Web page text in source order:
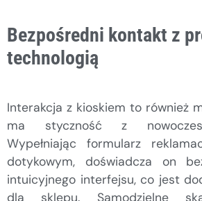
Bezpośredni kontakt z
technologią
Interakcja z kioskiem to również
ma styczność z
Wypełniając formularz
dotykowym, doświadcza on
intuicyjnego interfejsu, co jest
dla sklepu. Samodzielne